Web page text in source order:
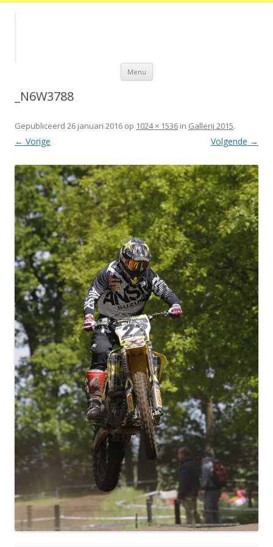
Menu Spring
de
_N6W3788
Gepubliceerd 26 januari 2016 op 1024 × 1536 in Gallerij 2015.
← Vorige Volgende →